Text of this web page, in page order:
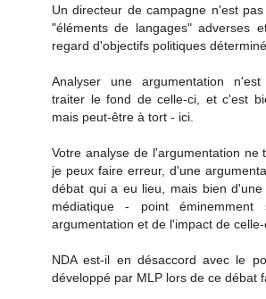
Un directeur de campagne n'est
"éléments de langages" adverses
regard d'objectifs politiques
Analyser une argumentation
traiter le fond de celle-ci, et c'est
mais peut-être à tort - ici.
Votre analyse de l'argumentation ne
je peux faire erreur, d'une
débat qui a eu lieu, mais bien
médiatique - point
argumentation et de l'impact de celle-
NDA est-il en désaccord avec le
développé par MLP lors de ce débat